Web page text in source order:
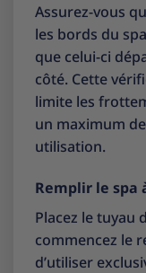
Assurez-vous
les bords du
que celui-ci
côté. Cette
limite les
un maximum
utilisation.
Remplir le spa
Placez le tuyau
commencez le
d’utiliser